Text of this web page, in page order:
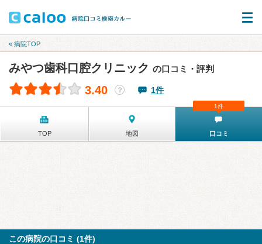
« 病院TOP
みやつ歯科口腔クリニック の口コミ・評判
3.40 ？ 1件
TOP 地図 口コミ
1件
この病院の口コミ (1件)